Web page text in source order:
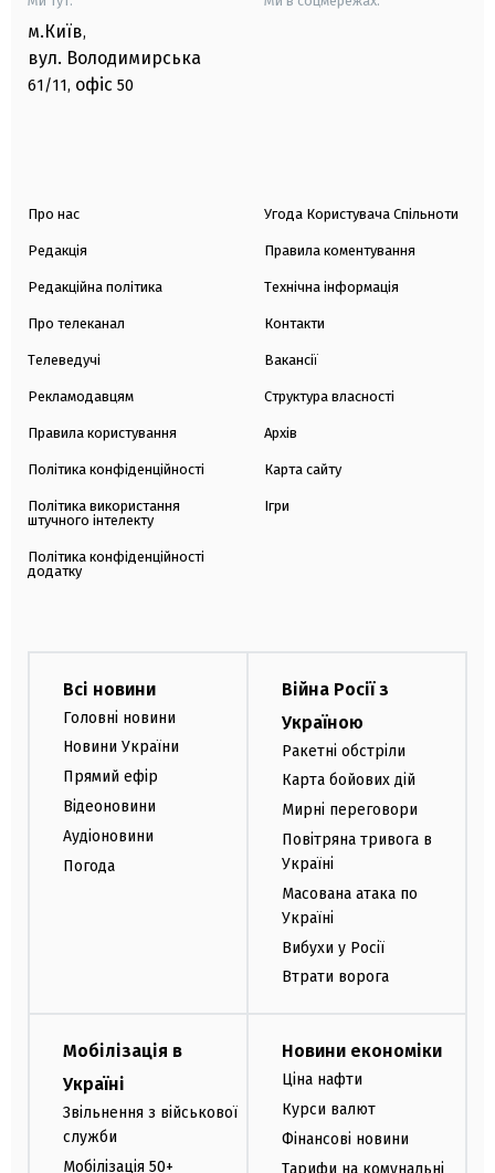
м.Київ,
вул. Володимирська
61/11, офіс 50
Про нас
Редакція
Редакційна політика
Про телеканал
Телеведучі
Рекламодавцям
Правила користування
Політика конфіденційності
Політика використання
штучного інтелекту
Політика конфіденційності
додатку
Угода Користувача Спільноти
Правила коментування
Технічна інформація
Контакти
Вакансії
Структура власності
Архів
Карта сайту
Ігри
Всі новини
Головні новини
Новини України
Прямий ефір
Відеоновини
Аудіоновини
Погода
Війна Росії з
Україною
Ракетні обстріли
Карта бойових дій
Мирні переговори
Повітряна тривога в
Україні
Масована атака по
Україні
Вибухи у Росії
Втрати ворога
Мобілізація в
Україні
Звільнення з військової
служби
Мобілізація 50+
Новини економіки
Ціна нафти
Курси валют
Фінансові новини
Тарифи на комунальні